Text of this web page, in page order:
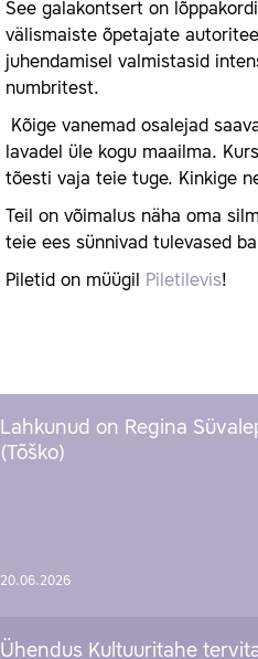
See galakontsert on
välismaiste õpetajate
juhendamisel valmistasid
numbritest.
Kõige vanemad osalejad
lavadel üle kogu maailma.
tõesti vaja teie tuge. Kinkige
Teil on võimalus näha oma
teie ees sünnivad tulevased
Piletid on müügil Piletilevis!
Lahkunud on Regina
(Tõško)
20.06.2026
Ühendus Kultuuritahe